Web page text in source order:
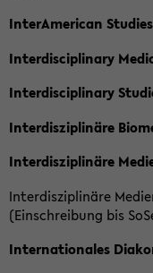
InterAmerican
Interdisciplinary
Interdisciplinary
Interdisziplinäre
Interdisziplinäre
Interdisziplinäre
(Einschreibung bis
Internationales